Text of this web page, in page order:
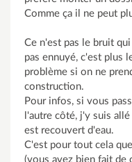
Comme ça il ne peut
Ce n'est pas le bruit
pas ennuyé, c'est plus
problème si on ne
construction.
Pour infos, si vous
l'autre côté, j'y suis
est recouvert d'eau.
C'est pour tout cela
(vous avez bien fait de